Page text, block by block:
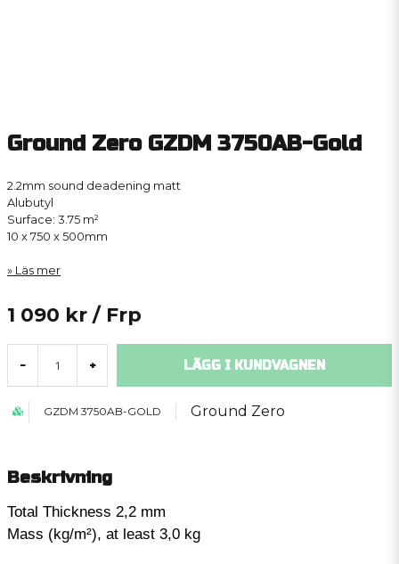
Ground Zero GZDM 3750AB-Gold
2.2mm sound deadening matt
Alubutyl
Surface: 3.75 m²
10 x 750 x 500mm
Läs mer
1 090 kr / Frp
- + LÄGG I KUNDVAGNEN
GZDM 3750AB-GOLD Ground Zero
Beskrivning
Total Thickness 2,2 mm
Mass (kg/m²), at least 3,0 kg